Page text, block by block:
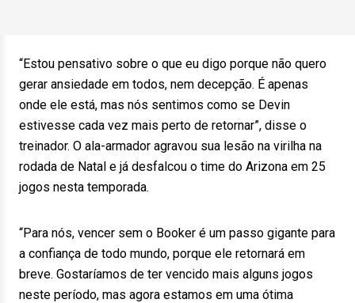
“Estou pensativo sobre o que eu digo porque não quero
gerar ansiedade em todos, nem decepção. É apenas
onde ele está, mas nós sentimos como se Devin
estivesse cada vez mais perto de retornar”, disse o
treinador. O ala-armador agravou sua lesão na virilha na
rodada de Natal e já desfalcou o time do Arizona em 25
jogos nesta temporada.
“Para nós, vencer sem o Booker é um passo gigante para
a confiança de todo mundo, porque ele retornará em
breve. Gostaríamos de ter vencido mais alguns jogos
neste período, mas agora estamos em uma ótima